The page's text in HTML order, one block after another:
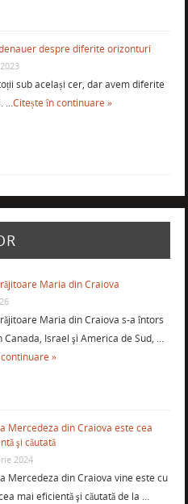
despre diferite orizonturi
sub același cer, dar avem diferite
…Citește în continuare »
Maria din Craiova
Maria din Craiova s-a întors
Canada, Israel şi America de Sud, …
»
Mercedeza din Craiova este cea
şi căutată
2024
Mercedeza din Craiova vine este cu
mai eficientă şi căutată de la …